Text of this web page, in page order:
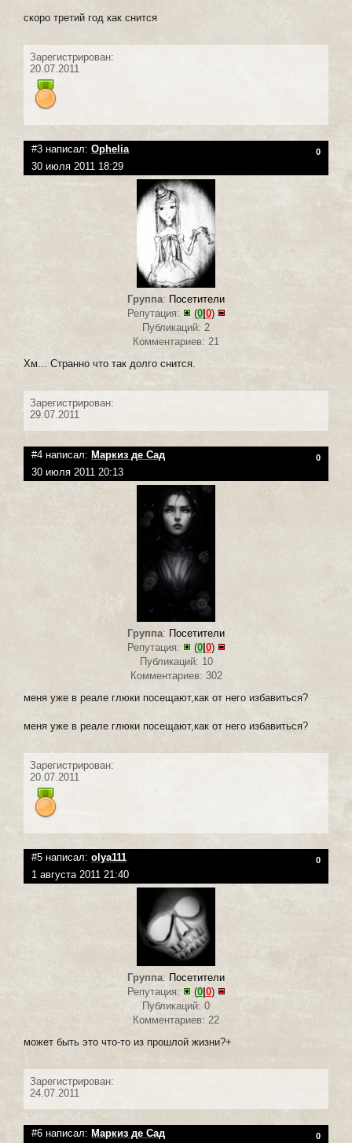
скоро третий год как снится
Зарегистрирован:
20.07.2011
#3 написал: Ophelia 0
30 июля 2011 18:29
Группа: Посетители
Репутация:
(0|0)
Публикаций: 2
Комментариев: 21
Хм... Странно что так долго снится.
Зарегистрирован:
29.07.2011
#4 написал: Маркиз де Сад 0
30 июля 2011 20:13
Группа: Посетители
Репутация:
(0|0)
Публикаций: 10
Комментариев: 302
меня уже в реале глюки посещают,как от него избавиться?
меня уже в реале глюки посещают,как от него избавиться?
Зарегистрирован:
20.07.2011
#5 написал: olya111 0
1 августа 2011 21:40
Группа: Посетители
Репутация:
(0|0)
Публикаций: 0
Комментариев: 22
может быть это что-то из прошлой жизни?+
Зарегистрирован:
24.07.2011
#6 написал: Маркиз де Сад 0